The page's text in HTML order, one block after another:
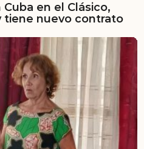
en el Clásico,
tiene nuevo contrato